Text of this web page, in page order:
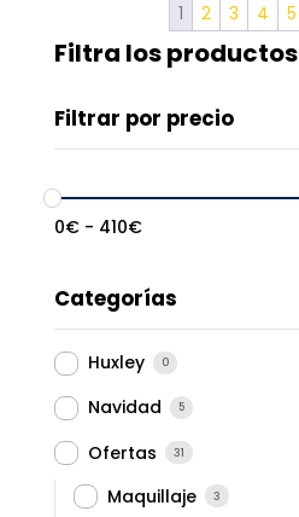
Filtra los productos
Filtrar por precio
0€- 410€
Categorías
Huxley 0
Navidad 5
Ofertas 31
Maquillaje 3
1 2 3 4 5